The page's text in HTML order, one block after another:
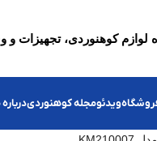
لوازم کوهنوردی، تجهیزات و
ویدئومجله کوهنوردی